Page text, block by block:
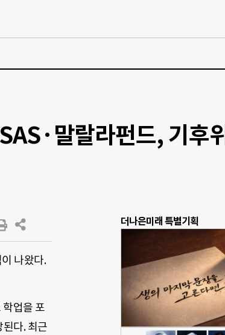
말랄라펀드, 기후위
나왔다.
업을 포
다. 최근
더나은미래 특별기획